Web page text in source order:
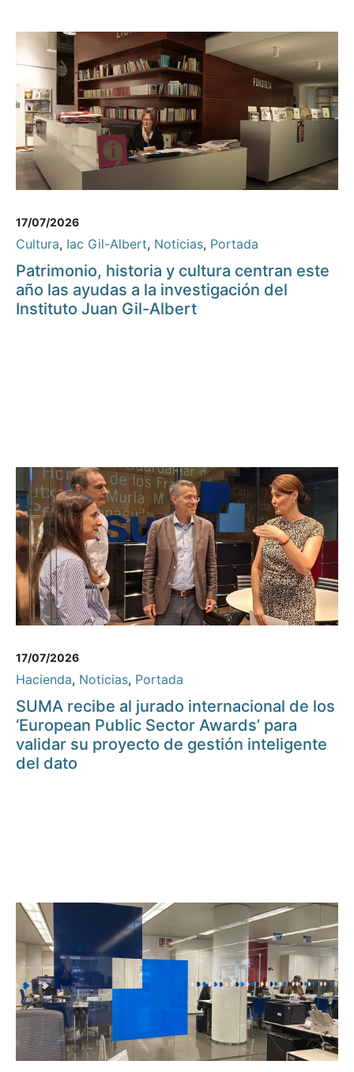
17/07/2026
Cultura, Iac Gil-Albert, Noticias, Portada
Patrimonio, historia y cultura centran este
año las ayudas a la investigación del
Instituto Juan Gil-Albert
17/07/2026
Hacienda, Noticias, Portada
SUMA recibe al jurado internacional de los
‘European Public Sector Awards’ para
validar su proyecto de gestión inteligente
del dato